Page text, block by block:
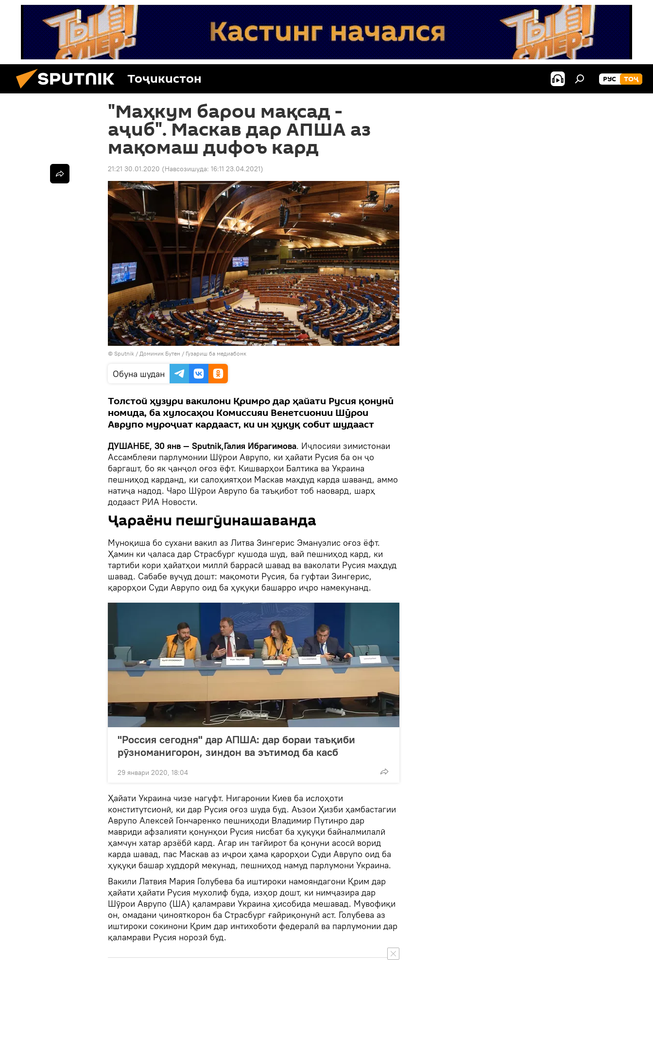
Тоҷикистон РУС ТОҶ
"Маҳкум барои мақсад -
аҷиб". Маскав дар АПША аз
мақомаш дифоъ кард
21:21 30.01.2020 (Навсозишуда: 16:11 23.04.2021)
© Sputnik / Доминик Бутен / Гузариш ба медиабонк
Обуна шудан
Толстой ҳузури вакилони Қримро дар ҳайати Русия қонунӣ
номида, ба хулосаҳои Комиссияи Венетсионии Шӯрои
Аврупо муроҷиат кардааст, ки ин ҳуқуқ собит шудааст
ДУШАНБЕ, 30 янв — Sputnik,Галия Ибрагимова. Иҷлосияи зимистонаи
Ассамблеяи парлумонии Шӯрои Аврупо, ки ҳайати Русия ба он ҷо
баргашт, бо як ҷанҷол оғоз ёфт. Кишварҳои Балтика ва Украина
пешниҳод карданд, ки салоҳиятҳои Маскав маҳдуд карда шаванд, аммо
натиҷа надод. Чаро Шӯрои Аврупо ба таъқибот тоб наовард, шарҳ
додааст РИА Новости.
Ҷараёни пешгӯинашаванда
Муноқиша бо сухани вакил аз Литва Зингерис Эмануэлис оғоз ёфт.
Ҳамин ки ҷаласа дар Страсбург кушода шуд, вай пешниҳод кард, ки
тартиби кори ҳайатҳои миллӣ баррасӣ шавад ва ваколати Русия маҳдуд
шавад. Сабабе вуҷуд дошт: мақомоти Русия, ба гуфтаи Зингерис,
қарорҳои Суди Аврупо оид ба ҳуқуқи башарро иҷро намекунанд.
"Россия сегодня" дар АПША: дар бораи таъқиби
рӯзноманигорон, зиндон ва эътимод ба касб
29 январи 2020, 18:04
Ҳайати Украина чизе нагуфт. Нигаронии Киев ба ислоҳоти
конститутсионӣ, ки дар Русия оғоз шуда буд. Аъзои Ҳизби ҳамбастагии
Аврупо Алексей Гончаренко пешниҳоди Владимир Путинро дар
мавриди афзалияти қонунҳои Русия нисбат ба ҳуқуқи байналмилалӣ
ҳамчун хатар арзёбӣ кард. Агар ин тағйирот ба қонуни асосӣ ворид
карда шавад, пас Маскав аз иҷрои ҳама қарорҳои Суди Аврупо оид ба
ҳуқуқи башар худдорӣ мекунад, пешниҳод намуд парлумони Украина.
Вакили Латвия Мария Голубева ба иштироки намояндагони Қрим дар
ҳайати ҳайати Русия мухолиф буда, изҳор дошт, ки нимҷазира дар
Шӯрои Аврупо (ША) қаламрави Украина ҳисобида мешавад. Мувофиқи
он, омадани ҷинояткорон ба Страсбург ғайриқонунӣ аст. Голубева аз
иштироки сокинони Қрим дар интихоботи федералӣ ва парлумонии дар
қаламрави Русия норозӣ буд.